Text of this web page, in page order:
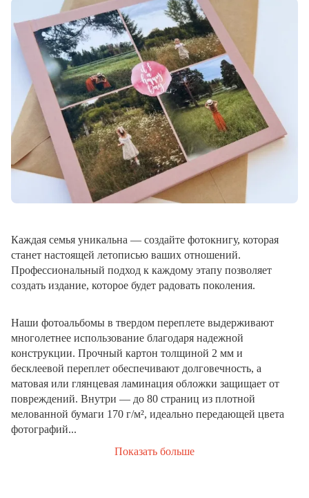
Каждая семья уникальна — создайте фотокнигу, которая
станет настоящей летописью ваших отношений.
Профессиональный подход к каждому этапу позволяет
создать издание, которое будет радовать поколения.
Наши фотоальбомы в твердом переплете выдерживают
многолетнее использование благодаря надежной
конструкции. Прочный картон толщиной 2 мм и
бесклеевой переплет обеспечивают долговечность, а
матовая или глянцевая ламинация обложки защищает от
повреждений. Внутри — до 80 страниц из плотной
мелованной бумаги 170 г/м², идеально передающей цвета
фотографий...
Показать больше